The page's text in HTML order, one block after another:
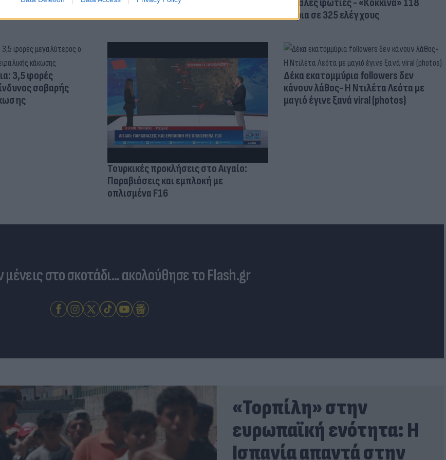
μεγάλες φωτιές - «Κόκκινα» 118
κτίρια σε 325 ελέγχους
3,5 φορές
σοβαρής
Τουρκικές προκλήσεις στο Αιγαίο:
Παραβιάσεις και εμπλοκή με
οπλισμένα F16
Δέκα εκατομμύρια followers δεν
κάνουν λάθος- Η Ντιλέτα Λεότα με
μαγιό έγινε ξανά viral (photos)
μένεις στο σκοτάδι... ακολούθησε το Flash.gr
«Τορπίλη» στην
ευρωπαϊκή ενότητα: Η
Ισπανία απαντά στην